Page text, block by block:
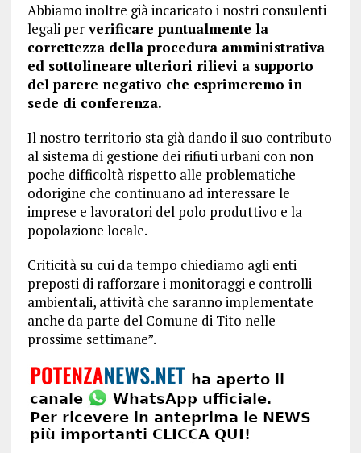
Abbiamo inoltre già incaricato i nostri consulenti
legali perverificare puntualmente la
correttezza della procedura amministrativa
ed sottolineare ulteriori rilievi a supporto
del parere negativo che esprimeremo in
sede di conferenza.
Il nostro territorio sta già dando il suo contributo
al sistema di gestione dei rifiuti urbani con non
poche difficoltà rispetto alle problematiche
odorigine che continuano ad interessare le
imprese e lavoratori del polo produttivo e la
popolazione locale.
Criticità su cui da tempo chiediamo agli enti
preposti di rafforzare i monitoraggi e controlli
ambientali, attività che saranno implementate
anche da parte del Comune di Tito nelle
prossime settimane”.